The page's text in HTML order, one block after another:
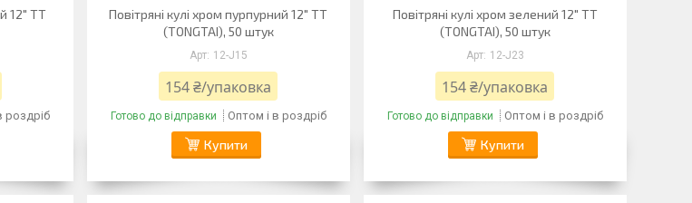
12" TT
роздріб
Повітряні кулі хром пурпурний 12" TT
(TONGTAI), 50 штук
12-J15
154 ₴/упаковка
Готово до відправки Оптом і в роздріб
Купити
Повітряні кулі хром зелений 12" TT
(TONGTAI), 50 штук
12-J23
154 ₴/упаковка
Готово до відправки Оптом і в роздріб
Купити